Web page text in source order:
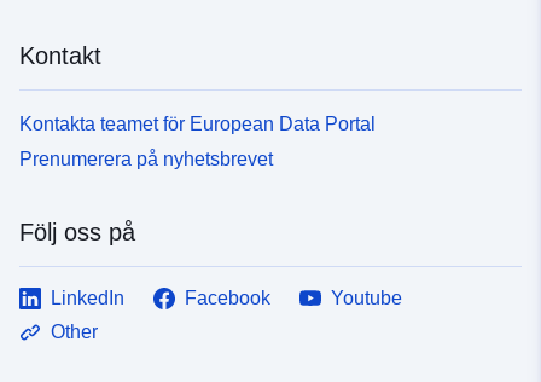
Kontakt
Kontakta teamet för European Data Portal
Prenumerera på nyhetsbrevet
Följ oss på
LinkedIn Facebook
Youtube
Other